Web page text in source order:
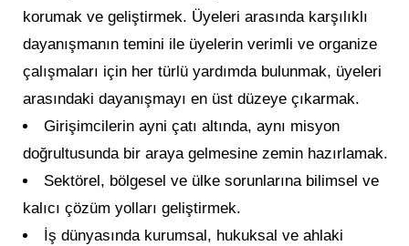
korumak ve geliştirmek. Üyeleri arasında karşılıklı
dayanışmanın temini ile üyelerin verimli ve organize
çalışmaları için her türlü yardımda bulunmak, üyeleri
arasındaki dayanışmayı en üst düzeye çıkarmak.
Girişimcilerin ayni çatı altında, aynı misyon
doğrultusunda bir araya gelmesine zemin hazırlamak.
Sektörel, bölgesel ve ülke sorunlarına bilimsel ve
kalıcı çözüm yolları geliştirmek.
İş dünyasında kurumsal, hukuksal ve ahlaki